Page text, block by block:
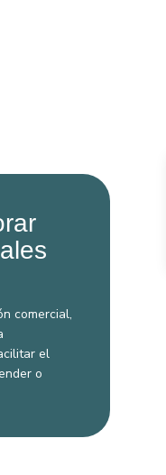
comercial,
el
o